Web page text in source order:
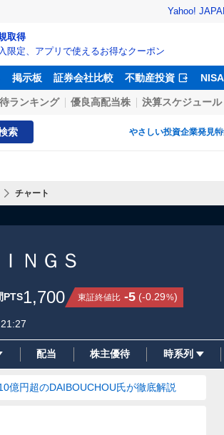
Yahoo!
取得
限定、アプリで使えるお得なクーポン
掲示板 証券会社比較 不動産投資 NISA
ランキング 優良高配当株 決算スケジュール
索 やさしい投資企業発見
チャート
ＮＧＳ
PTS1,700 東証終値比 -5 (-0.29%)
配当 株主優待 時系列
億円超のDAIBOUCHOU氏が徹底解説